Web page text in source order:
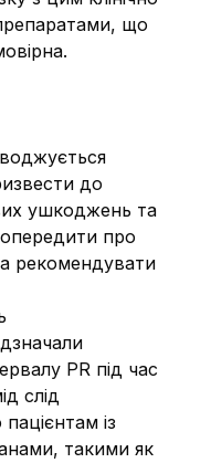
що
до
ушкоджень та
про
рекомендувати
PR під час
слід
із
такими як